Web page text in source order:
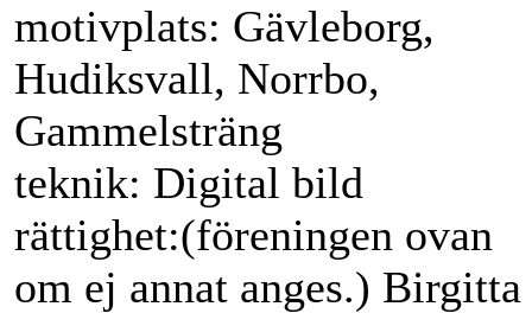
motivplats: Gävleborg,
Hudiksvall, Norrbo,
Gammelsträng
teknik: Digital bild
rättighet:(föreningen ovan
om ej annat anges.) Birgitta